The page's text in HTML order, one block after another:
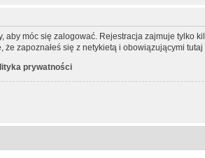
aby móc się zalogować. Rejestracja zajmuje tylko
że zapoznałeś się z netykietą i obowiązującymi
prywatności